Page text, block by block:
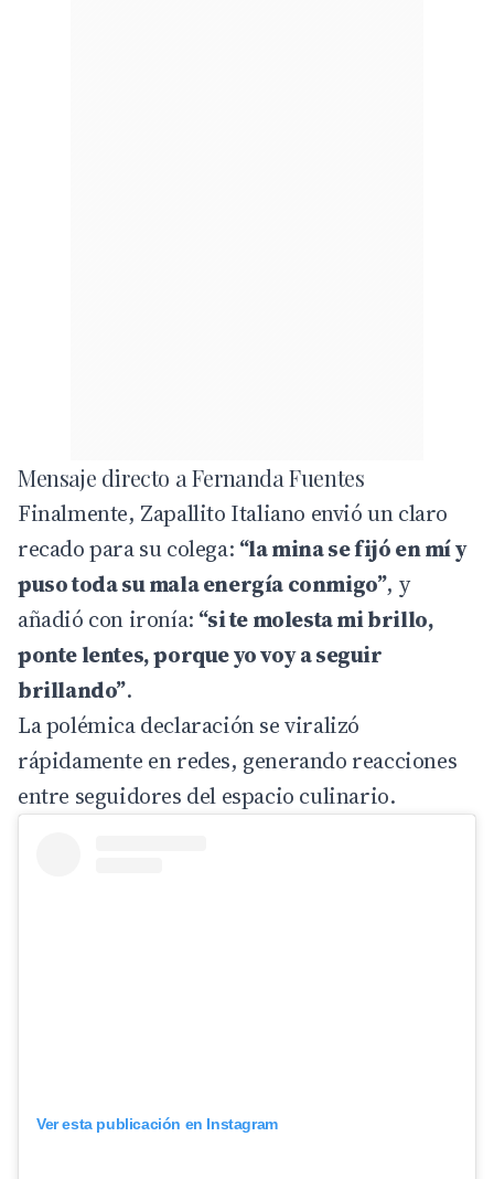
Mensaje directo a Fernanda Fuentes
Finalmente, Zapallito Italiano envió un claro
recado para su colega: “la mina se fijó en mí y
puso toda su mala energía conmigo”, y
añadió con ironía: “si te molesta mi brillo,
ponte lentes, porque yo voy a seguir
brillando”.
La polémica declaración se viralizó
rápidamente en redes, generando reacciones
entre seguidores del espacio culinario.
Ver esta publicación en Instagram